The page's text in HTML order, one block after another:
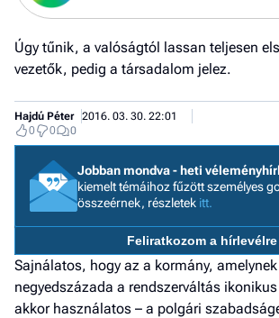
Úgy tűnik, a valóságtól lassan teljesen
vezetők, pedig a társadalom jelez.
Hajdú Péter
2016. 03. 30. 22:01
0
0 0
Jobban mondva - heti
kiemelt témáihoz fűzött személyes
összeérnek, részletek itt.
Feliratkozom a hírlevélre
Sajnálatos, hogy az a kormány,
negyedszázada a rendszerváltás
akkor használatos – a polgári